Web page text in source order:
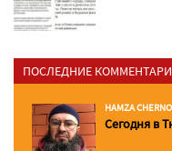
ПОСЛЕДНИЕ
HAMZA
Сегодня в